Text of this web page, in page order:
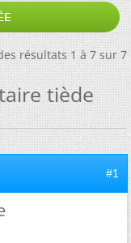
résultats 1 à 7 sur 7
tiède
#1